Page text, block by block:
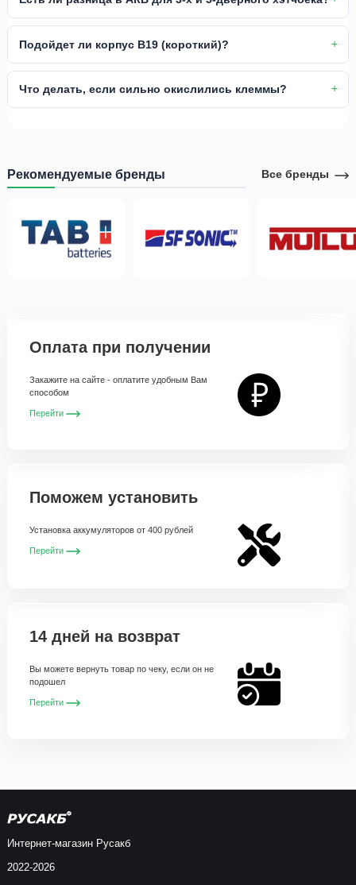
Подойдет ли корпус B19 (короткий)?
Что делать, если сильно окислились клеммы?
Рекомендуемые бренды Все бренды
Оплата при получении
Закажите на сайте - оплатите удобным Вам
способом
Перейти
Поможем установить
Установка аккумуляторов от 400 рублей
Перейти
14 дней на возврат
Вы можете вернуть товар по чеку, если он не
подошел
Перейти
Интернет-магазин Русакб
2022-2026